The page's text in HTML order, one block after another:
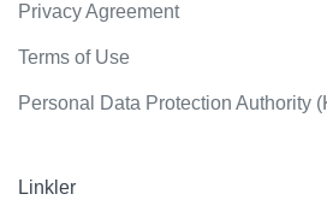
Privacy Agreement
Terms of Use
Personal Data Protection Authority
Linkler